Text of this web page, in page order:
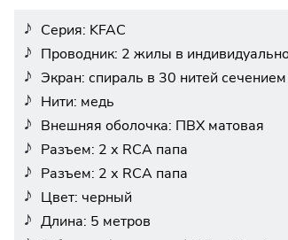
Серия: KFAC
Проводник: 2 жилы в
Экран: спираль в 30 нитей
Нити: медь
Внешняя оболочка: ПВХ матовая
Разъем: 2 х RCA папа
Разъем: 2 х RCA папа
Цвет: черный
Длина: 5 метров